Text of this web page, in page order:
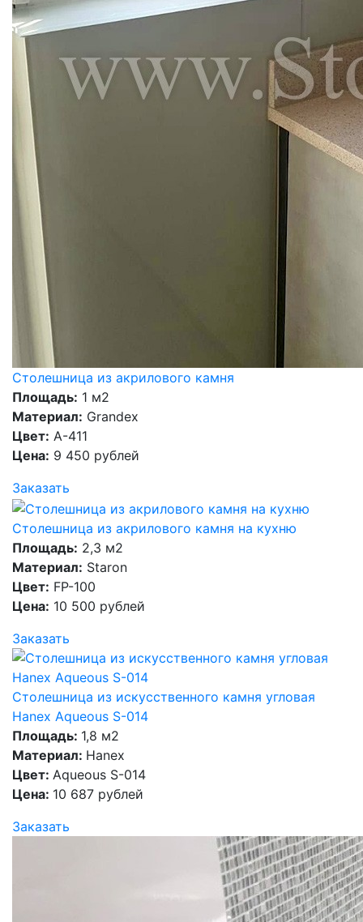
Столешница из акрилового камня
Площадь: 1 м2
Материал: Grandex
Цвет: A-411
Цена: 9 450 рублей
Заказать
Столешница из акрилового камня на кухню
Площадь: 2,3 м2
Материал: Staron
Цвет: FP-100
Цена: 10 500 рублей
Заказать
Столешница из искусственного камня угловая
Hanex Aqueous S-014
Площадь: 1,8 м2
Материал: Hanex
Цвет: Aqueous S-014
Цена: 10 687 рублей
Заказать